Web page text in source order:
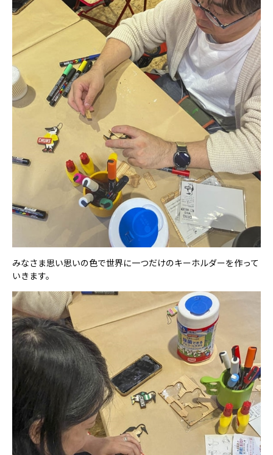
みなさま思い思いの色で世界に一つだけのキーホルダーを作って
いきます。